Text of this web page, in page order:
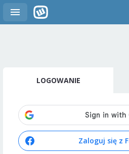
LOGOWANIE
Zaloguj się z